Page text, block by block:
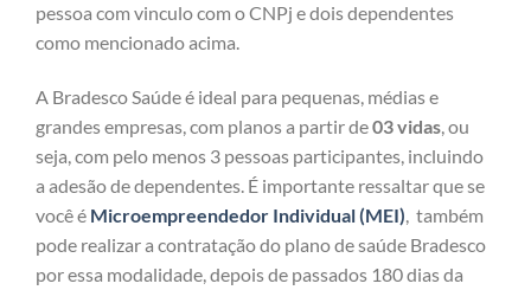
pessoa com vinculo com o CNPj e dois dependentes
como mencionado acima.
A Bradesco Saúde é ideal para pequenas, médias e
grandes empresas, com planos a partir de03 vidas, ou
seja, com pelo menos 3 pessoas participantes, incluindo
a adesão de dependentes. É importante ressaltar que se
você é Microempreendedor Individual (MEI), também
pode realizar a contratação do plano de saúde Bradesco
por essa modalidade, depois de passados 180 dias da